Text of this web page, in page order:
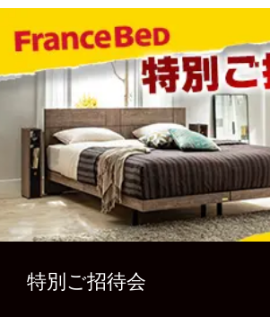
特別ご招待会